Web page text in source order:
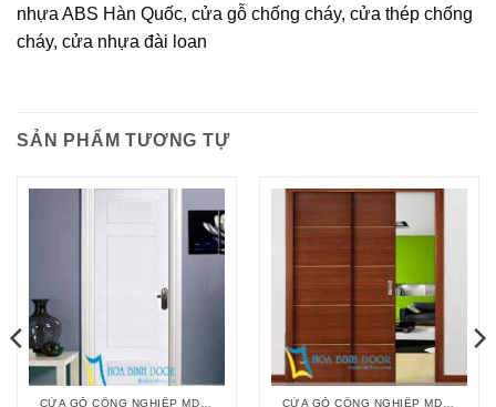
nhựa ABS Hàn Quốc, cửa gỗ chống cháy, cửa thép chống
cháy, cửa nhựa đài loan
SẢN PHẨM TƯƠNG TỰ